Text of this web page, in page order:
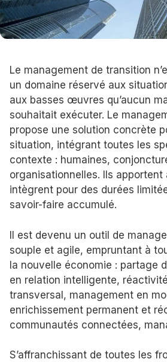
Le management de transition
un domaine réservé aux
aux basses œuvres qu’aucun
souhaitait exécuter. Le
propose une solution concrète
situation, intégrant toutes les
contexte : humaines,
organisationnelles. Ils apportent
intègrent pour des durées
savoir-faire accumulé.
Il est devenu un outil de
souple et agile, empruntant à
la nouvelle économie : partage
en relation intelligente,
transversal, management en
enrichissement permanent et
communautés connectées,
S’affranchissant de toutes les